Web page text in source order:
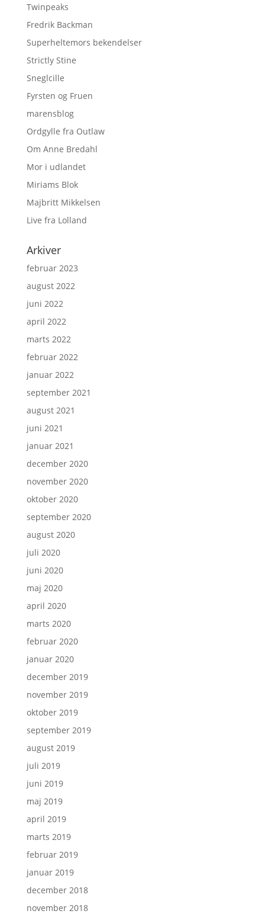
Twinpeaks
Fredrik Backman
Superheltemors bekendelser
Strictly Stine
Sneglcille
Fyrsten og Fruen
marensblog
Ordgylle fra Outlaw
Om Anne Bredahl
Mor i udlandet
Miriams Blok
Majbritt Mikkelsen
Live fra Lolland
Arkiver
februar 2023
august 2022
juni 2022
april 2022
marts 2022
februar 2022
januar 2022
september 2021
august 2021
juni 2021
januar 2021
december 2020
november 2020
oktober 2020
september 2020
august 2020
juli 2020
juni 2020
maj 2020
april 2020
marts 2020
februar 2020
januar 2020
december 2019
november 2019
oktober 2019
september 2019
august 2019
juli 2019
juni 2019
maj 2019
april 2019
marts 2019
februar 2019
januar 2019
december 2018
november 2018